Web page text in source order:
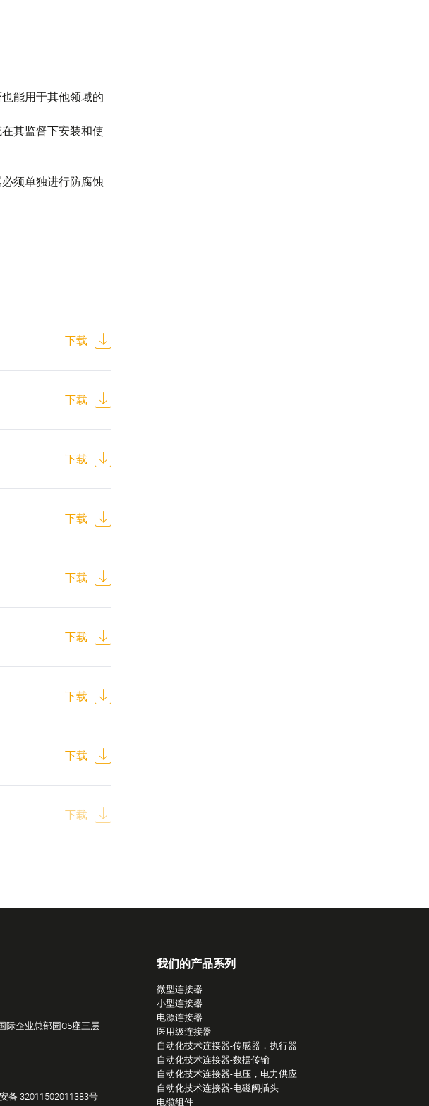
能用于其他领域的
其监督下安装和使
须单独进行防腐蚀
下载
下载
下载
下载
下载
下载
下载
下载
下载
际企业总部园C5座三层
备 32011502011383号
我们的产品系列
微型连接器
小型连接器
电源连接器
医用级连接器
自动化技术连接器-传感器，执行器
自动化技术连接器-数据传输
自动化技术连接器-电压，电力供应
自动化技术连接器-电磁阀插头
电缆组件